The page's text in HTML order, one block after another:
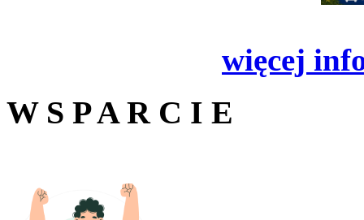
więcej
W S P A R C I E